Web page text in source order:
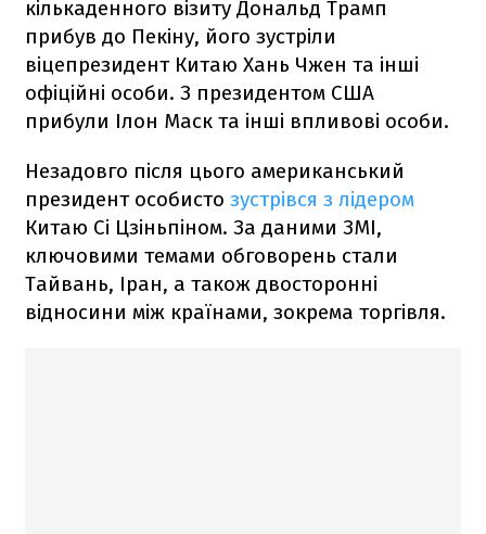
кількаденного візиту Дональд Трамп
прибув до Пекіну, його зустріли
віцепрезидент Китаю Хань Чжен та інші
офіційні особи. З президентом США
прибули Ілон Маск та інші впливові особи.
Незадовго після цього американський
президент особисто зустрівся з лідером
Китаю Сі Цзіньпіном. За даними ЗМІ,
ключовими темами обговорень стали
Тайвань, Іран, а також двосторонні
відносини між країнами, зокрема торгівля.